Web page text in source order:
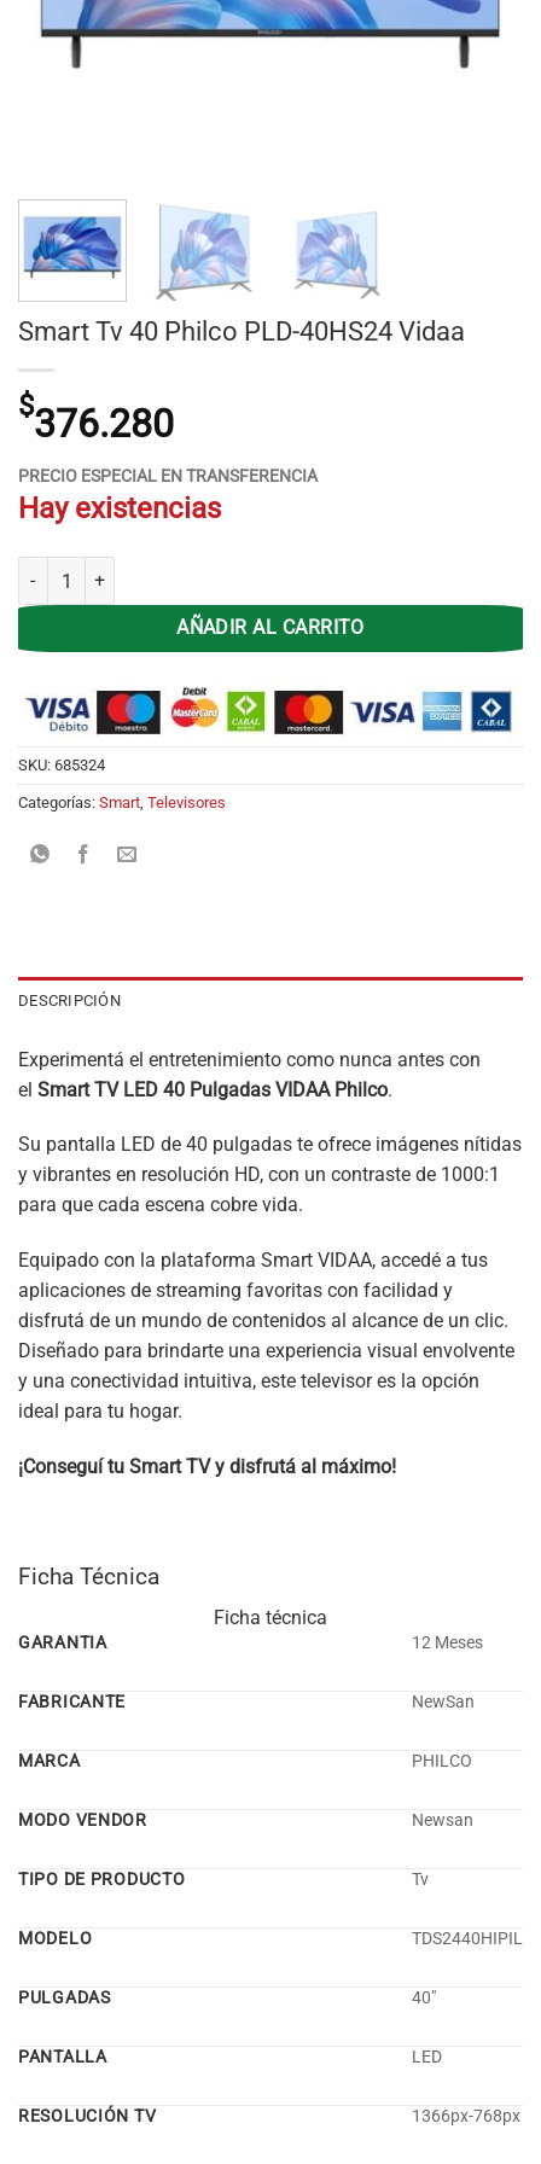
Smart Tv 40 Philco PLD-40HS24 Vidaa
$376.280
PRECIO ESPECIAL EN TRANSFERENCIA
Hay existencias
Smart Tv 40 Philco PLD-40HS24 Vidaa cantidad
AÑADIR AL CARRITO
SKU: 685324
Categorías: Smart Televisores
DESCRIPCIÓN
Experimentá el entretenimiento como nunca antes con
el Smart TV LED 40 Pulgadas VIDAA Philco.
Su pantalla LED de 40 pulgadas te ofrece imágenes nítidas
y vibrantes en resolución HD, con un contraste de 1000:1
para que cada escena cobre vida.
Equipado con la plataforma Smart VIDAA, accedé a tus
aplicaciones de streaming favoritas con facilidad y
disfrutá de un mundo de contenidos al alcance de un clic.
Diseñado para brindarte una experiencia visual envolvente
y una conectividad intuitiva, este televisor es la opción
ideal para tu hogar.
¡Conseguí tu Smart TV y disfrutá al máximo!
Ficha Técnica
Ficha técnica
GARANTIA 12 Meses
FABRICANTE NewSan
MARCA PHILCO
MODO VENDOR Newsan
TIPO DE PRODUCTO Tv
MODELO TDS2440HIPIL
PULGADAS 40″
PANTALLA LED
RESOLUCIÓN TV 1366px-768px